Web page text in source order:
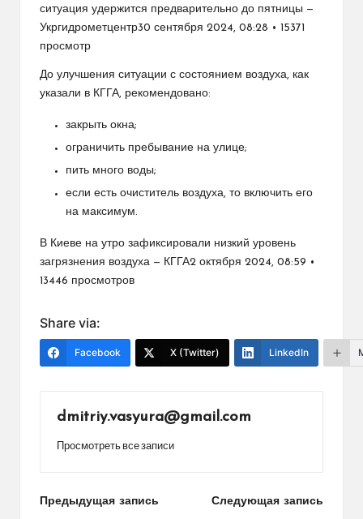
ситуация удержится предварительно до пятницы —
Укргидрометцентр30 сентября 2024, 08:28 • 15371
просмотр
До улучшения ситуации с состоянием воздуха, как
указали в КГГА, рекомендовано:
закрыть окна;
ограничить пребывание на улице;
пить много воды;
если есть очиститель воздуха, то включить его
на максимум.
В Киеве на утро зафиксировали низкий уровень
загрязнения воздуха — КГГА2 октября 2024, 08:59 •
13446 просмотров
Share via:
Facebook X (Twitter) LinkedIn
dmitriy.vasyura@gmail.com
Просмотреть все записи
Навигация
Предыдущая запись Следующая запись